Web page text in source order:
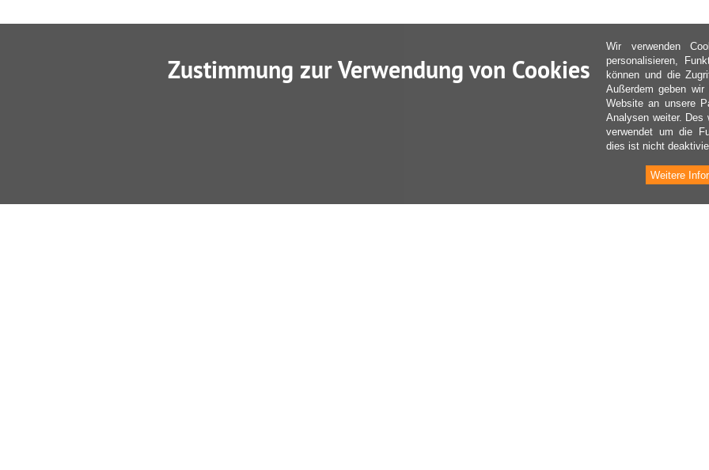
Zustimmung zur Verwendung von Cookies
Wir verwenden
personalisieren,
können und die
Außerdem geben
Website an unsere
Analysen weiter. Des
verwendet um die
dies ist nicht
Weitere